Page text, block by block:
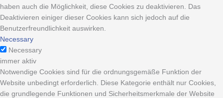
haben auch die Möglichkeit, diese Cookies zu deaktivieren. Das
Deaktivieren einiger dieser Cookies kann sich jedoch auf die
Benutzerfreundlichkeit auswirken.
Necessary
Necessary
immer aktiv
Notwendige Cookies sind für die ordnungsgemäße Funktion der
Website unbedingt erforderlich. Diese Kategorie enthält nur Cookies,
die grundlegende Funktionen und Sicherheitsmerkmale der Website